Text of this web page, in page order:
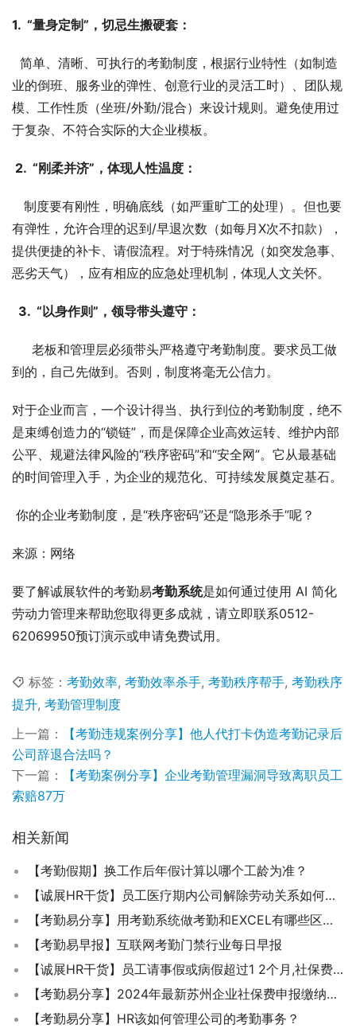
1.  “量身定制”，切忌生搬硬套：
简单、清晰、可执行的考勤制度，根据行业特性（如制造
业的倒班、服务业的弹性、创意行业的灵活工时）、团队规
模、工作性质（坐班/外勤/混合）来设计规则。避免使用过
于复杂、不符合实际的大企业模板。
2.  “刚柔并济”，体现人性温度：
制度要有刚性，明确底线（如严重旷工的处理）。但也要
有弹性，允许合理的迟到/早退次数（如每月X次不扣款），
提供便捷的补卡、请假流程。对于特殊情况（如突发急事、
恶劣天气），应有相应的应急处理机制，体现人文关怀。
3.  “以身作则”，领导带头遵守：
老板和管理层必须带头严格遵守考勤制度。要求员工做
到的，自己先做到。否则，制度将毫无公信力。
对于企业而言，一个设计得当、执行到位的考勤制度，绝不
是束缚创造力的“锁链”，而是保障企业高效运转、维护内部
公平、规避法律风险的“秩序密码”和“安全网”。它从最基础
的时间管理入手，为企业的规范化、可持续发展奠定基石。
你的企业考勤制度，是“秩序密码”还是“隐形杀手”呢？
来源：网络
要了解诚展软件的考勤易考勤系统是如何通过使用 AI 简化
劳动力管理来帮助您取得更多成就，请立即联系0512-
62069950预订演示或申请免费试用。
标签： 考勤效率, 考勤效率杀手, 考勤秩序帮手, 考勤秩序
提升, 考勤管理制度
上一篇：
【考勤违规案例分享】他人代打卡伪造考勤记录后
公司辞退合法吗？
下一篇：
【考勤案例分享】企业考勤管理漏洞导致离职员工
索赔87万
相关新闻
【考勤假期】换工作后年假计算以哪个工龄为准？
【诚展HR干货】员工医疗期内公司解除劳动关系如何进行赔偿？
【考勤易分享】用考勤系统做考勤和EXCEL有哪些区别？
【考勤易早报】互联网考勤门禁行业每日早报
【诚展HR干货】员工请事假或病假超过1 2个月,社保费可否让他全部承担？
【考勤易分享】2024年最新苏州企业社保费申报缴纳流程问答
【考勤易分享】HR该如何管理公司的考勤事务？